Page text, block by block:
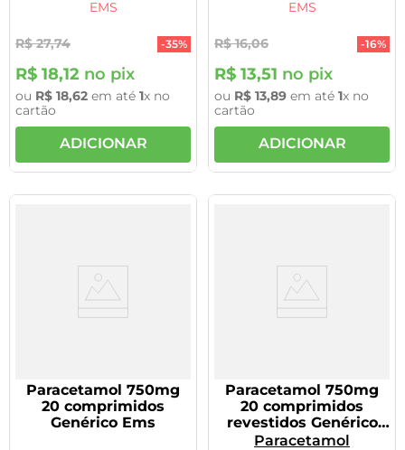
EMS
R$ 27,74 -35%
R$ 18,12 no pix
ou R$ 18,62 em até 1x no
cartão
ADICIONAR
Ems
EMS
R$ 16,06 -16%
R$ 13,51 no pix
ou R$ 13,89 em até 1x no
cartão
ADICIONAR
Paracetamol 750mg
20 comprimidos
Genérico Ems
Paracetamol 750mg
20 comprimidos
revestidos Genérico
Germed
Paracetamol